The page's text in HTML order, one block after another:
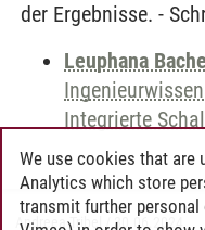
der Ergebnisse. -
Leuphana
Integrierte
Andreea Tribel 30.06.2024
We use cookies that are
Analytics which store
transmit further personal